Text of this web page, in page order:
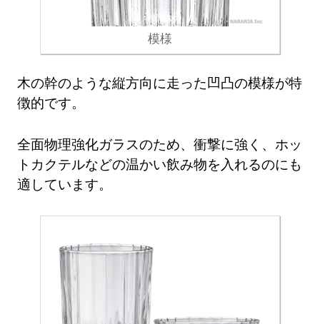
模様
木の幹のような縦方向に走った凹凸の模様が特
徴的です。
全面物理強化ガラスのため、衝撃に強く、ホッ
トカクテルなどの温かい飲み物を入れるのにも
適しています。